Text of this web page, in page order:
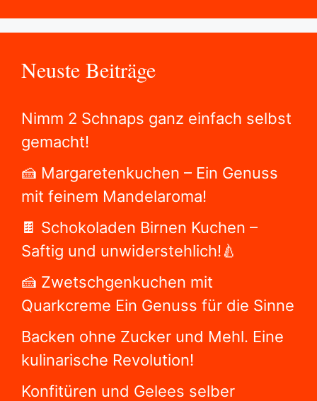
Neuste Beiträge
Nimm 2 Schnaps ganz einfach selbst
gemacht!
🍰 Margaretenkuchen – Ein Genuss
mit feinem Mandelaroma!
🍫 Schokoladen Birnen Kuchen –
Saftig und unwiderstehlich!🍐
🍰 Zwetschgenkuchen mit
Quarkcreme Ein Genuss für die Sinne
Backen ohne Zucker und Mehl. Eine
kulinarische Revolution!
Konfitüren und Gelees selber